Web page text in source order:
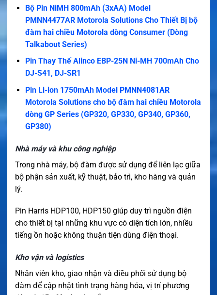
Bộ Pin NiMH 800mAh (3xAA) Model
PMNN4477AR Motorola Solutions Cho Thiết Bị bộ
đàm hai chiều Motorola dòng Consumer (Dòng
Talkabout Series)
Pin Thay Thế Alinco EBP-25N Ni-MH 700mAh Cho
DJ-S41, DJ-SR1
Pin Li-ion 1750mAh Model PMNN4081AR
Motorola Solutions cho bộ đàm hai chiều Motorola
dòng GP Series (GP320, GP330, GP340, GP360,
GP380)
Nhà máy và khu công nghiệp
Trong nhà máy, bộ đàm được sử dụng để liên lạc giữa
bộ phận sản xuất, kỹ thuật, bảo trì, kho hàng và quản
lý.
Pin Harris HDP100, HDP150 giúp duy trì nguồn điện
cho thiết bị tại những khu vực có diện tích lớn, nhiều
tiếng ồn hoặc không thuận tiện dùng điện thoại.
Kho vận và logistics
Nhân viên kho, giao nhận và điều phối sử dụng bộ
đàm để cập nhật tình trạng hàng hóa, vị trí phương